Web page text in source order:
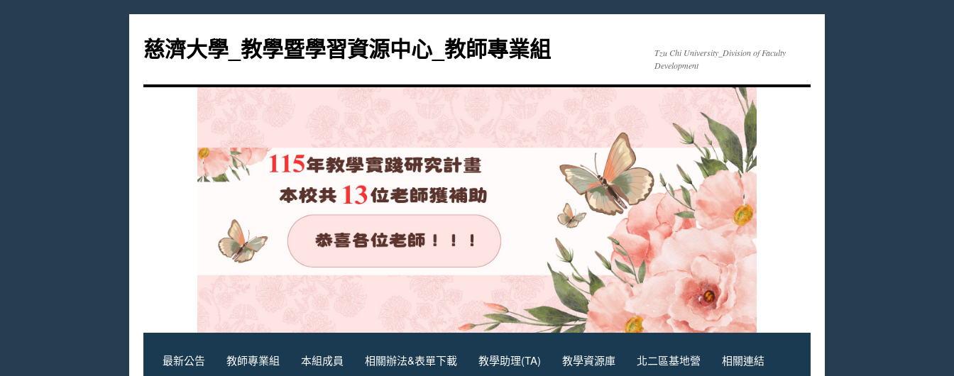
主
要
容
慈濟大學_教學暨學習資源中心_教師專業組
Tzu Chi University_Division of Faculty
Development
最新公告 教師專業組 本組成員 相關辦法&表單下載 教學助理(TA) 教學資源庫 北二區基地營 相關連結